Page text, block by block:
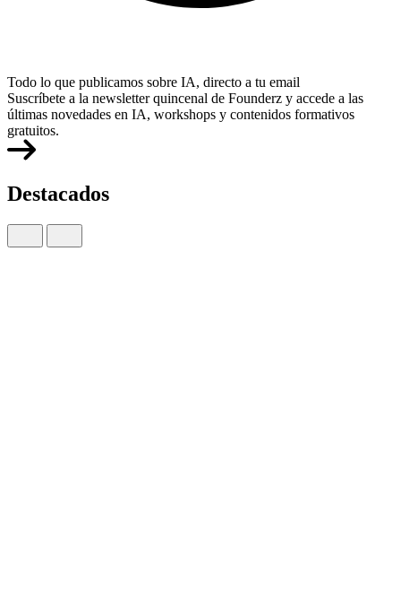
Todo lo que publicamos sobre IA, directo a tu email
Suscríbete a la newsletter quincenal de Founderz y accede a las
últimas novedades en IA, workshops y contenidos formativos
gratuitos.
Destacados